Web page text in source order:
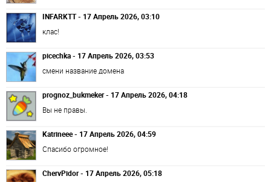
INFARKTT - 17 Апрель 2026, 03:10
клас!
picechka - 17 Апрель 2026, 03:53
смени название домена
prognoz_bukmeker - 17 Апрель 2026, 04:18
Вы не правы.
Katrineee - 17 Апрель 2026, 04:59
Спасибо огромное!
ChervPidor - 17 Апрель 2026, 05:18